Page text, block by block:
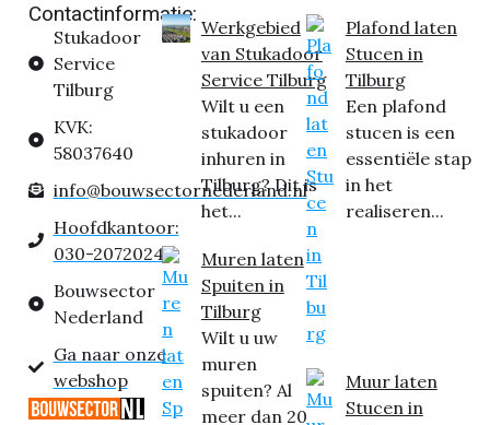
Contactinformatie:
Stukadoor
Service
Tilburg
KVK:
58037640
info@bouwsectornederland.nl
Hoofdkantoor:
030-2072024
Bouwsector
Nederland
Ga naar onze
webshop
Werkgebied
van Stukadoor
Service Tilburg
Wilt u een
stukadoor
inhuren in
Tilburg? Dit is
het...
Muren laten
Spuiten in
Tilburg
Wilt u uw
muren
spuiten? Al
meer dan 20
Plafond laten
Stucen in
Tilburg
Een plafond
stucen is een
essentiële stap
in het
realiseren...
Muur laten
Stucen in